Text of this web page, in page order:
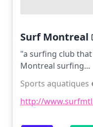
Surf Montreal
"a surfing club
Montreal surfing...
Sports aquatiques
http://